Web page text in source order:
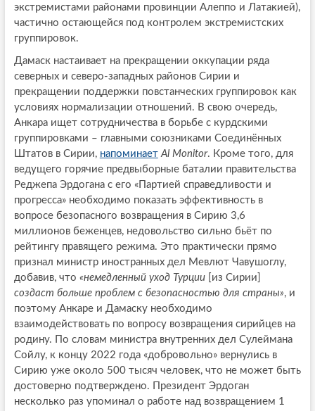
экстремистами районами провинции Алеппо и Латакией),
частично остающейся под контролем экстремистских
группировок.
Дамаск настаивает на прекращении оккупации ряда
северных и северо-западных районов Сирии и
прекращении поддержки повстанческих группировок как
условиях нормализации отношений. В свою очередь,
Анкара ищет сотрудничества в борьбе с курдскими
группировками – главными союзниками Соединённых
Штатов в Сирии, напоминает Al Monitor. Кроме того, для
ведущего горячие предвыборные баталии правительства
Реджепа Эрдогана с его «Партией справедливости и
прогресса» необходимо показать эффективность в
вопросе безопасного возвращения в Сирию 3,6
миллионов беженцев, недовольство сильно бьёт по
рейтингу правящего режима. Это практически прямо
признал министр иностранных дел Мевлют Чавушоглу,
добавив, что «немедленный уход Турции
[из Сирии]
создаст больше проблем с безопасностью для страны», и
поэтому Анкаре и Дамаску необходимо
взаимодействовать по вопросу возвращения сирийцев на
родину. По словам министра внутренних дел Сулеймана
Сойлу, к концу 2022 года «добровольно» вернулись в
Сирию уже около 500 тысяч человек, что не может быть
достоверно подтверждено. Президент Эрдоган
несколько раз упоминал о работе над возвращением 1